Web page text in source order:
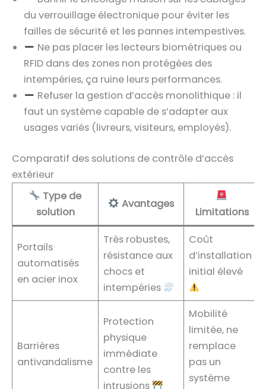
du verrouillage électronique pour éviter les
failles de sécurité et les pannes intempestives.
Ne pas placer les lecteurs biométriques ou
RFID dans des zones non protégées des
intempéries, ça ruine leurs performances.
Refuser la gestion d’accès monolithique : il
faut un système capable de s’adapter aux
usages variés (livreurs, visiteurs, employés).
Comparatif des solutions de contrôle d’accès
extérieur
Type de
solution
Avantages
Limitations
Portails
automatisés
en acier inox
Très robustes,
résistance aux
chocs et
intempéries
Coût
d’installation
initial élevé
Barrières
antivandalisme
Protection
physique
immédiate
contre les
intrusions
Mobilité
limitée, ne
remplace
pas un
système